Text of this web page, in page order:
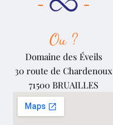
Ou ?
Domaine des Éveils
30 route de Chardenoux
71500 BRUAILLES